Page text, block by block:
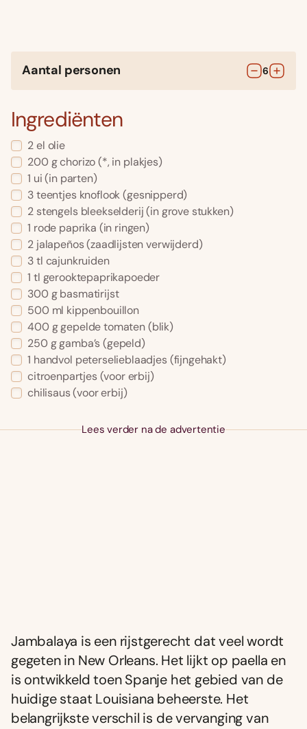
Aantal personen 6
Ingrediënten
2el olie
200 gchorizo(*, in plakjes)
1 ui(in parten)
3teentjes knoflook(gesnipperd)
2 stengels bleekselderij(in grove stukken)
1 rode paprika (in ringen)
2 jalapeños(zaadlijsten verwijderd)
3tl cajunkruiden
1 tl gerooktepaprikapoeder
300 g basmatirijst
500 ml kippenbouillon
400 ggepelde tomaten(blik)
250 ggamba’s(gepeld)
1 handvol peterselieblaadjes(fijngehakt)
citroenpartjes(voor erbij)
chilisaus(voor erbij)
Lees verder na de advertentie
Jambalaya is een rijstgerecht dat veel wordt
gegeten in New Orleans. Het lijkt op paella en
is ontwikkeld toen Spanje het gebied van de
huidige staat Louisiana beheerste. Het
belangrijkste verschil is de vervanging van